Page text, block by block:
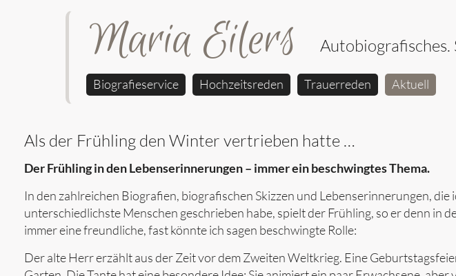
Biografieservice Hochzeitsreden Trauerreden Aktuell
Als der Frühling den Winter vertrieben hatte …
Der Frühling in den Lebenserinnerungen – immer ein beschwingtes Thema.
In den zahlreichen Biografien, biografischen Skizzen und Lebenserinnerungen, die
unterschiedlichste Menschen geschrieben habe, spielt der Frühling, so er denn in
immer eine freundliche, fast könnte ich sagen beschwingte Rolle:
Der alte Herr erzählt aus der Zeit vor dem Zweiten Weltkrieg. Eine
Maria Eilers Autobiografisches.